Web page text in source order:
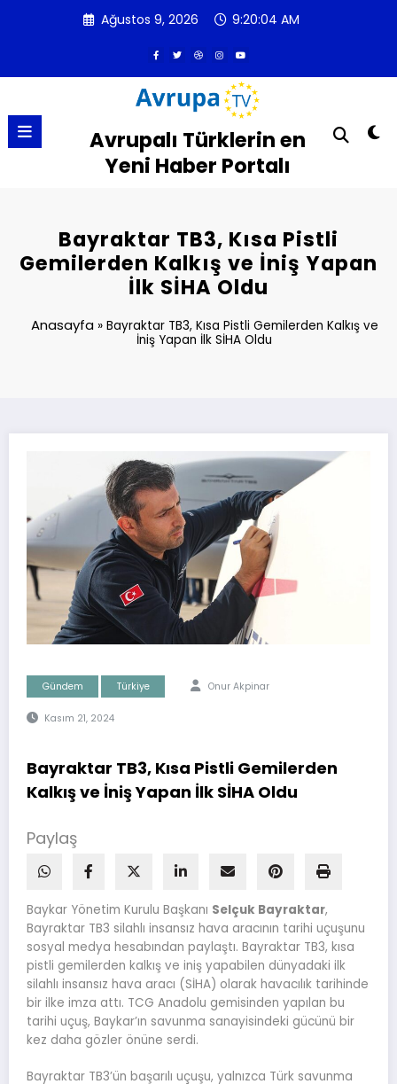
Ağustos 9, 2026 9:20:04 AM
Avrupalı Türklerin en
Yeni Haber Portalı
Bayraktar TB3, Kısa Pistli
Gemilerden Kalkış ve İniş Yapan
İlk SİHA Oldu
Anasayfa» Bayraktar TB3, Kısa Pistli Gemilerden Kalkış ve
İniş Yapan İlk SİHA Oldu
Gündem Türkiye Onur Akpinar
Kasım 21, 2024
Bayraktar TB3, Kısa Pistli Gemilerden
Kalkış ve İniş Yapan İlk SİHA Oldu
Paylaş
Baykar Yönetim Kurulu Başkanı Selçuk Bayraktar,
Bayraktar TB3 silahlı insansız hava aracının tarihi uçuşunu
sosyal medya hesabından paylaştı. Bayraktar TB3, kısa
pistli gemilerden kalkış ve iniş yapabilen dünyadaki ilk
silahlı insansız hava aracı (SİHA) olarak havacılık tarihinde
bir ilke imza attı. TCG Anadolu gemisinden yapılan bu
tarihi uçuş, Baykar’ın savunma sanayisindeki gücünü bir
kez daha gözler önüne serdi.
Bayraktar TB3’ün başarılı uçuşu, yalnızca Türk savunma